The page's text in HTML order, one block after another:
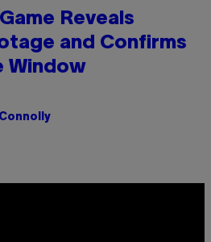
Reveals
and Confirms
Window